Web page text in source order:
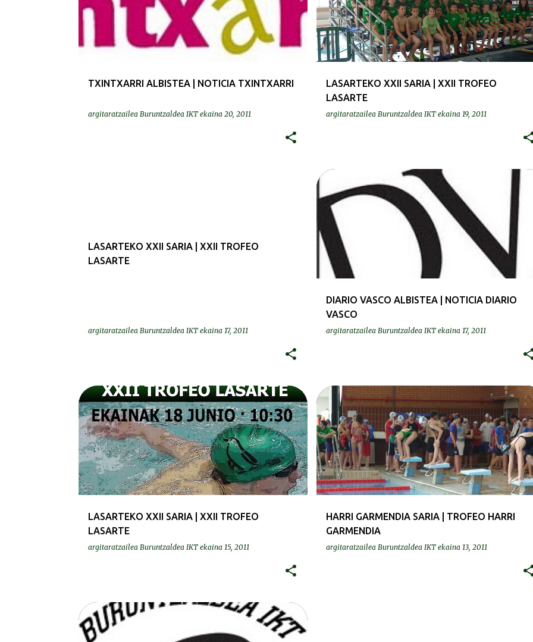
TXINTXARRI ALBISTEA | NOTICIA TXINTXARRI
argitaratzailea Buruntzaldea IKT ekaina 20, 2011
LASARTEKO XXII SARIA | XXII TROFEO
LASARTE
argitaratzailea Buruntzaldea IKT ekaina 19, 2011
LASARTEKO XXII SARIA | XXII TROFEO
LASARTE
argitaratzailea Buruntzaldea IKT ekaina 17, 2011
DIARIO VASCO ALBISTEA | NOTICIA DIARIO
VASCO
argitaratzailea Buruntzaldea IKT ekaina 17, 2011
PRENTSA | PRENSA
LASARTEKO XXII SARIA | XXII TROFEO
LASARTE
argitaratzailea Buruntzaldea IKT ekaina 15, 2011
HARRI GARMENDIA SARIA | TROFEO HARRI
GARMENDIA
argitaratzailea Buruntzaldea IKT ekaina 13, 2011
KRONIKAK-CRÓNICAS
ERREKORRAK | RECORDS